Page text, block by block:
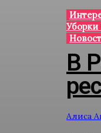
Уборки
В
Алиса